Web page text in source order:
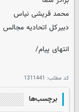
محمد قریشی نیاس
دبیرکل اتحادیه
انتهای پیام/
کد مطلب: 1311441
برچسب‌ها